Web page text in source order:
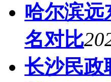
哈尔滨远
名对比
长沙民政